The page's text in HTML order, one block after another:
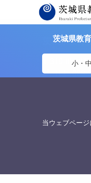
茨城県教
小・
茨城県教育委員会
茨城県教育
〒310-8588
TEL. 029-
当ウェブペー